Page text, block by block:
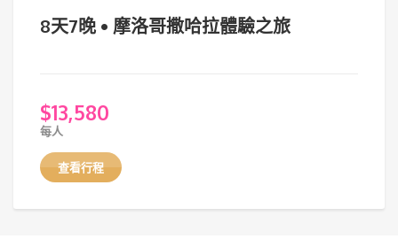
8天7晚 • 摩洛哥撒哈拉體驗之旅
$13,580
每人
查看行程